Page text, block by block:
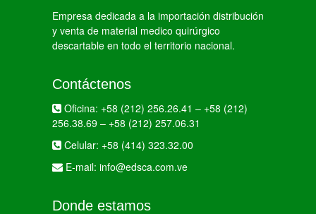
Empresa dedicada a la importación distribución
y venta de material medico quirúrgico
descartable en todo el territorio nacional.
Contáctenos
Oficina: +58 (212) 256.26.41 – +58 (212)
256.38.69 – +58 (212) 257.06.31
Celular: +58 (414) 323.32.00
E-mail: info@edsca.com.ve
Donde estamos